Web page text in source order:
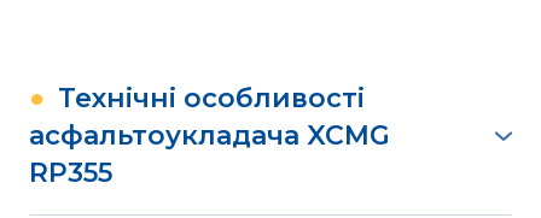
● Технічні особливості
асфальтоукладача XCMG
RP355